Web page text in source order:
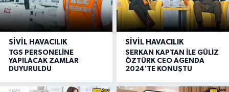
SIVIL HAVACILIK
TGS PERSONELİNE
YAPILACAK ZAMLAR
DUYURULDU
SIVIL HAVACILIK
SERKAN KAPTAN İLE GÜLİZ
ÖZTÜRK CEO AGENDA
2024'TE KONUŞTU